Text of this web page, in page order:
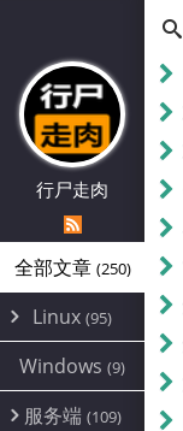
行尸走肉
全部文章 (250)
Linux (95)
Alpine
CentOS(17)
Debian(24)
Windows (9)
服务端 (109)